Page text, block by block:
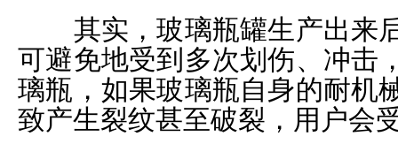
其实，玻璃瓶罐生产出来
可避免地受到多次划伤、冲击
璃瓶，如果玻璃瓶自身的耐机
致产生裂纹甚至破裂，用户会